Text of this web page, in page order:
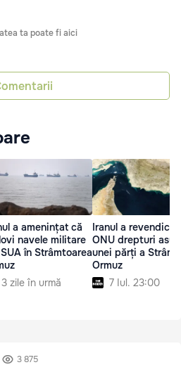
ta poate fi aici
a amenințat că
navele militare
în Strâmtoarea
3 zile în urmă
Iranul a revendicat
ONU drepturi
unei părți a
Ormuz
7 Iul. 23:00
3 875